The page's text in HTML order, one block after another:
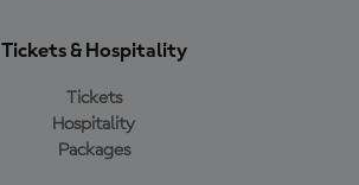
Tickets & Hospitality
Tickets
Hospitality
Packages